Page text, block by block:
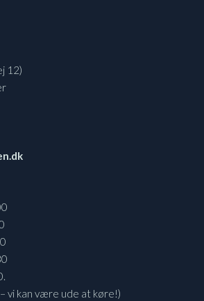
12)
vi kan være ude at køre!)